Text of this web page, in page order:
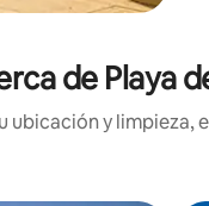
de Playa
ubicación y limpieza,